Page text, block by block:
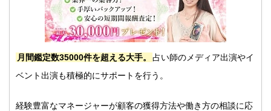
月間鑑定数35000件を超える大手。
占い師のメディア出演やイ
ベント出演も積極的にサポートを行う。
経験豊富なマネージャーが顧客の獲得方法や働き方の相談に応